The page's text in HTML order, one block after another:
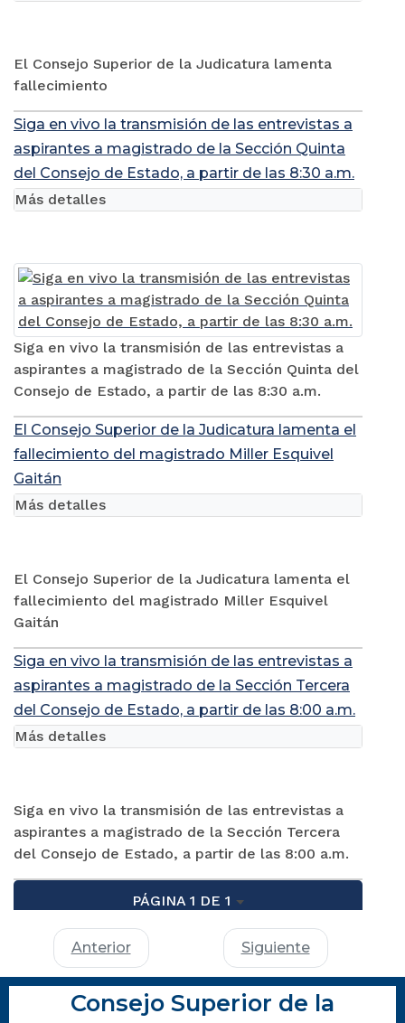
El Consejo Superior de la Judicatura lamenta
fallecimiento
Siga en vivo la transmisión de las entrevistas a
aspirantes a magistrado de la Sección Quinta
del Consejo de Estado, a partir de las 8:30 a.m.
Siga en vivo la transmisión de las entrevistas a
aspirantes a magistrado de la Sección Quinta del
Consejo de Estado, a partir de las 8:30 a.m.
Más detalles
El Consejo Superior de la Judicatura lamenta el
fallecimiento del magistrado Miller Esquivel
Gaitán
El Consejo Superior de la Judicatura lamenta el
fallecimiento del magistrado Miller Esquivel
Gaitán
Más detalles
Siga en vivo la transmisión de las entrevistas a
aspirantes a magistrado de la Sección Tercera
del Consejo de Estado, a partir de las 8:00 a.m.
Siga en vivo la transmisión de las entrevistas a
aspirantes a magistrado de la Sección Tercera
del Consejo de Estado, a partir de las 8:00 a.m.
Más detalles
PÁGINA 1 DE 1
Anterior Siguiente
Consejo Superior de la